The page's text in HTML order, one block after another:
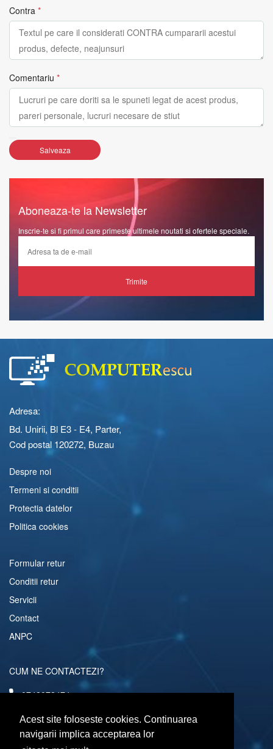
Acest site foloseste cookies. Continuarea
navigarii implica acceptarea lor
Contra *
Comentariu *
Salveaza
Aboneaza-te la Newsletter
Inscrie-te si fi primul care primeste ultimele noutati si ofertele speciale.
Trimite
Adresa:
Bd. Unirii, Bl E3 - E4, Parter,
Cod postal 120272, Buzau
Despre noi
Termeni si conditii
Protectia datelor
Politica cookies
Formular retur
Conditii retur
Servicii
Contact
ANPC
CUM NE CONTACTEZI?
0742072474
comenzi@computerescu.ro